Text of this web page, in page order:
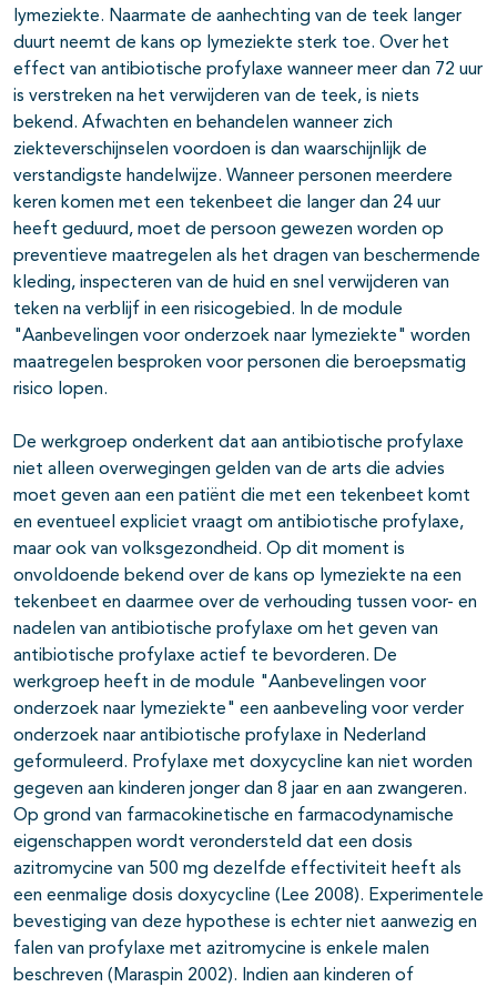
lymeziekte. Naarmate de aanhechting van de teek langer
duurt neemt de kans op lymeziekte sterk toe. Over het
effect van antibiotische profylaxe wanneer meer dan 72 uur
is verstreken na het verwijderen van de teek, is niets
bekend. Afwachten en behandelen wanneer zich
ziekteverschijnselen voordoen is dan waarschijnlijk de
verstandigste handelwijze. Wanneer personen meerdere
keren komen met een tekenbeet die langer dan 24 uur
heeft geduurd, moet de persoon gewezen worden op
preventieve maatregelen als het dragen van beschermende
kleding, inspecteren van de huid en snel verwijderen van
teken na verblijf in een risicogebied. In de module
"Aanbevelingen voor onderzoek naar lymeziekte" worden
maatregelen besproken voor personen die beroepsmatig
risico lopen.
De werkgroep onderkent dat aan antibiotische profylaxe
niet alleen overwegingen gelden van de arts die advies
moet geven aan een patiënt die met een tekenbeet komt
en eventueel expliciet vraagt om antibiotische profylaxe,
maar ook van volksgezondheid. Op dit moment is
onvoldoende bekend over de kans op lymeziekte na een
tekenbeet en daarmee over de verhouding tussen voor- en
nadelen van antibiotische profylaxe om het geven van
antibiotische profylaxe actief te bevorderen. De
werkgroep heeft in de module "Aanbevelingen voor
onderzoek naar lymeziekte" een aanbeveling voor verder
onderzoek naar antibiotische profylaxe in Nederland
geformuleerd. Profylaxe met doxycycline kan niet worden
gegeven aan kinderen jonger dan 8 jaar en aan zwangeren.
Op grond van farmacokinetische en farmacodynamische
eigenschappen wordt verondersteld dat een dosis
azitromycine van 500 mg dezelfde effectiviteit heeft als
een eenmalige dosis doxycycline (Lee 2008). Experimentele
bevestiging van deze hypothese is echter niet aanwezig en
falen van profylaxe met azitromycine is enkele malen
beschreven (Maraspin 2002). Indien aan kinderen of